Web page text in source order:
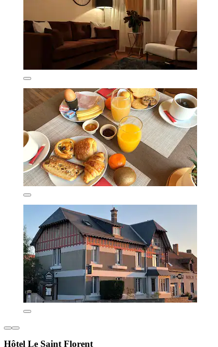
Hôtel Le Saint Florent